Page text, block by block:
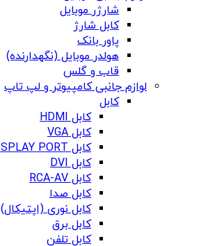
شارژر موبایل
کابل شارژ
پاور بانک
هولدر موبایل (نگهدارنده)
قاب و گلس
لوازم جانبی کامپیوتر و لپ تاپ
کابل
کابل HDMI
کابل VGA
کابل DISPLAY PORT
کابل DVI
کابل RCA-AV
کابل صدا
کابل نوری (اپتیکال)
کابل برق
کابل تلفن